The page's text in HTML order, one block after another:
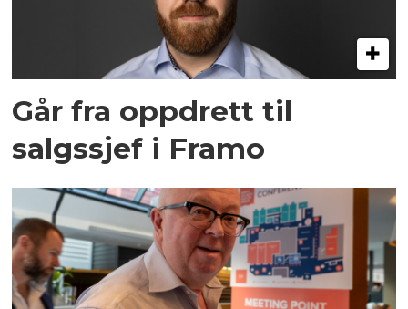
Går fra oppdrett til
salgssjef i Framo